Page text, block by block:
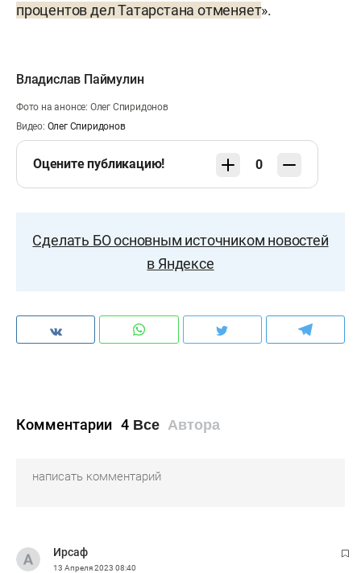
процентов дел Татарстана отменяет».
Владислав Паймулин
Фото на анонсе: Олег Спиридонов
Видео: Олег Спиридонов
Оцените публикацию! 0
Сделать БО основным источником новостей
в Яндексе
Комментарии 4 Все Автора
Ирсаф
13 Апреля 2023 08:40